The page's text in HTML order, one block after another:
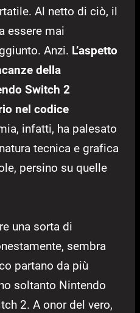
Al netto di ciò, il
essere mai
Anzi. L’aspetto
della
Switch 2
nel codice
infatti, ha palesato
tecnica e grafica
persino su quelle
una sorta di
sembra
partano da più
soltanto Nintendo
2. A onor del vero,